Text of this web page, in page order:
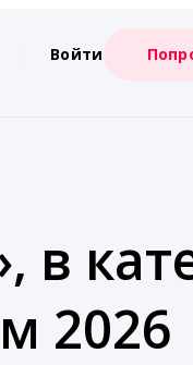
Войти
в
2026